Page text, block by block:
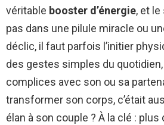
véritable booster d’énergie, et
pas dans une pilule miracle ou
déclic, il faut parfois l’initier
des gestes simples du
complices avec son ou sa
transformer son corps, c’était
élan à son couple ? À la clé : plus